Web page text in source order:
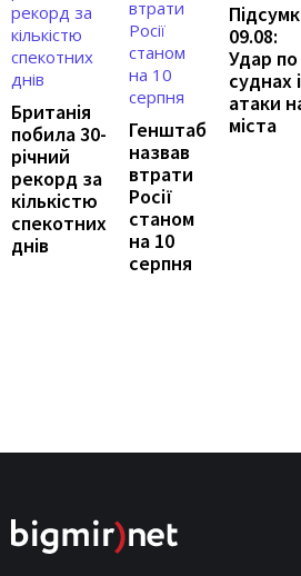
Британія
побила 30-
річний
рекорд за
кількістю
спекотних
днів
Генштаб
назвав
втрати
Росії
станом
на 10
серпня
09.08:
Удар по
суднах і
атаки
міста